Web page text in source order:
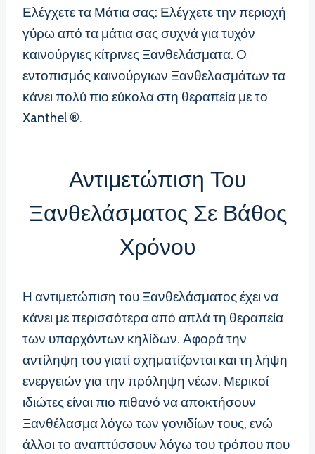
Ελέγχετε τα Μάτια σας: Ελέγχετε την περιοχή
γύρω από τα μάτια σας συχνά για τυχόν
καινούργιες κίτρινες Ξανθελάσματα. Ο
εντοπισμός καινούργιων Ξανθελασμάτων τα
κάνει πολύ πιο εύκολα στη θεραπεία με το
Xanthel ®.
Αντιμετώπιση Του
Ξανθελάσματος Σε Βάθος
Χρόνου
Η αντιμετώπιση του Ξανθελάσματος έχει να
κάνει με περισσότερα από απλά τη θεραπεία
των υπαρχόντων κηλίδων. Αφορά την
αντίληψη του γιατί σχηματίζονται και τη λήψη
ενεργειών για την πρόληψη νέων. Μερικοί
ιδιώτες είναι πιο πιθανό να αποκτήσουν
Ξανθέλασμα λόγω των γονιδίων τους, ενώ
άλλοι το αναπτύσσουν λόγω του τρόπου που